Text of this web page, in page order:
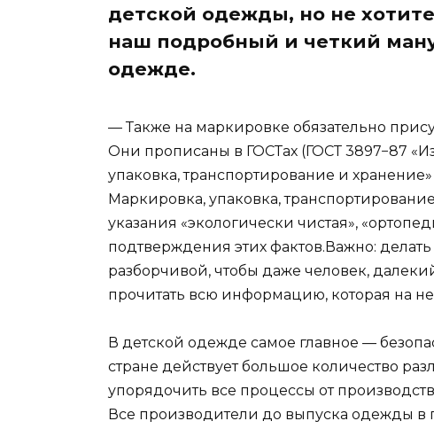
детской одежды, но не
наш подробный и четкий
одежде.
— Также на маркировке обязательно
Они прописаны в ГОСТах (ГОСТ 3897−87
упаковка, транспортирование и
Маркировка, упаковка,
указания «экологически чистая»,
подтверждения этих фактов.Важно:
разборчивой, чтобы даже человек,
прочитать всю информацию, которая на
В детской одежде самое главное —
стране действует большое количество
упорядочить все процессы от
Все производители до выпуска одежды в